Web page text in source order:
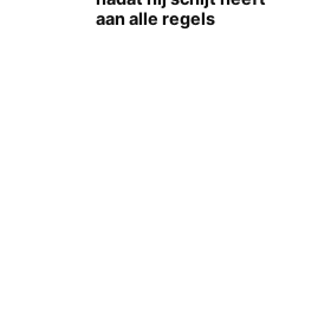
aan alle regels